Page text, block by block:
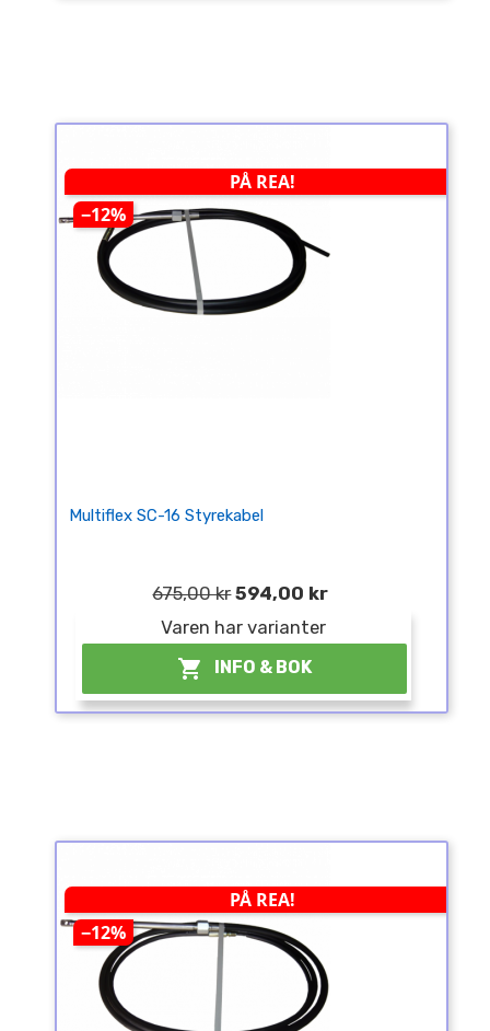
PÅ REA!
−12%
Multiflex SC-16 Styrekabel
675,00 kr 594,00 kr
Varen har varianter
 INFO & BOK
PÅ REA!
−12%